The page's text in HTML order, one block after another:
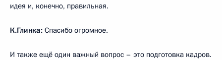
идея и, конечно, правильная.
К.Глинка: Спасибо огромное.
И также ещё один важный вопрос – это подготовка кадров.